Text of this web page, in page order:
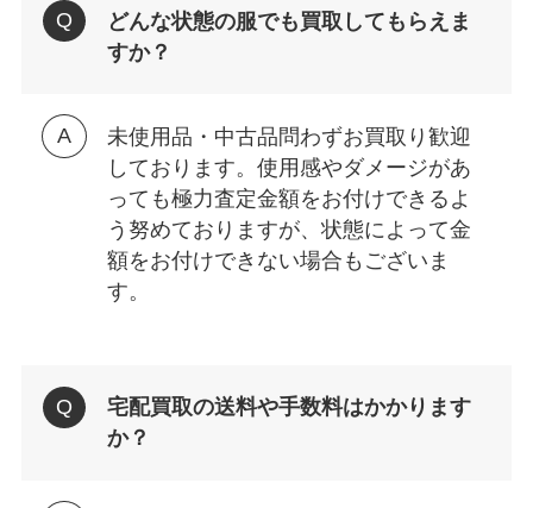
どんな状態の服でも買取してもらえま
すか？
未使用品・中古品問わずお買取り歓迎
しております。使用感やダメージがあ
っても極力査定金額をお付けできるよ
う努めておりますが、状態によって金
額をお付けできない場合もございま
す。
宅配買取の送料や手数料はかかります
か？